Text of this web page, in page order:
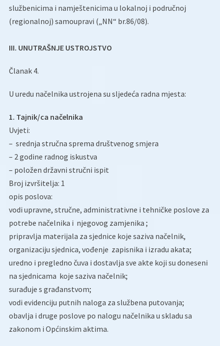
službenicima i namještenicima u lokalnoj i područnoj
(regionalnoj) samoupravi („NN“ br.86/08).
III. UNUTRAŠNJE USTROJSTVO
Članak 4.
U uredu načelnika ustrojena su sljedeća radna mjesta:
1. Tajnik/ca načelnika
Uvjeti:
– srednja stručna sprema društvenog smjera
– 2 godine radnog iskustva
– položen državni stručni ispit
Broj izvršitelja: 1
opis poslova:
vodi upravne, stručne, administrativne i tehničke poslove za
potrebe načelnika i njegovog zamjenika ;
pripravlja materijala za sjednice koje saziva načelnik,
organizaciju sjednica, vođenje zapisnika i izradu akata;
uredno i pregledno čuva i dostavlja sve akte koji su doneseni
na sjednicama koje saziva načelnik;
surađuje s građanstvom;
vodi evidenciju putnih naloga za službena putovanja;
obavlja i druge poslove po nalogu načelnika u skladu sa
zakonom i Općinskim aktima.